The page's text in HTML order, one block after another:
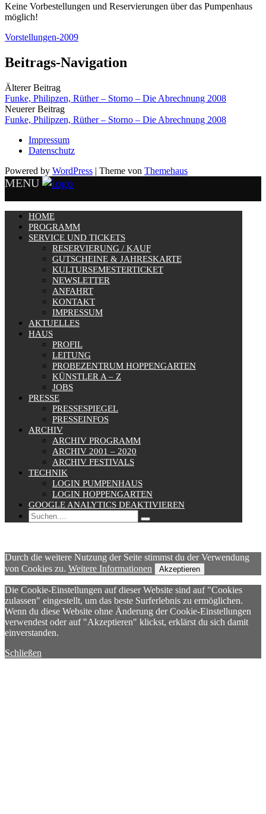
Keine Vorbestellungen und Reservierungen über das Pumpenhaus
möglich!
Vorstellungen-2009
Beitrags-Navigation
Älterer Beitrag
Funke, Philipzen, Rüther – Storno – Die Abrechnung 2008
Neuerer Beitrag
Funke, Philipzen, Rüther – Storno – Die Abrechnung 2008
Impressum
Datenschutz
Powered by WordPress | Theme von Themehaus
MENU
HOME
PROGRAMM
SERVICE UND TICKETS
RESERVIERUNG / KAUF
GUTSCHEINE & JAHRESKARTE
KULTURSEMESTERTICKET
NEWSLETTER
ANFAHRT
KONTAKT
IMPRESSUM
AKTUELLES
HAUS
PROFIL
LEITUNG
PROBEZENTRUM HOPPENGARTEN
KÜNSTLER A – Z
JOBS
PRESSE
PRESSESPIEGEL
PRESSEINFOS
ARCHIV
ARCHIV PROGRAMM
ARCHIV 2001 – 2020
ARCHIV FESTIVALS
TECHNIK
LOGIN PUMPENHAUS
LOGIN HOPPENGARTEN
GOOGLE ANALYTICS DEAKTIVIEREN
Durch die weitere Nutzung der Seite stimmst du der Verwendung
von Cookies zu. Weitere Informationen Akzeptieren
Die Cookie-Einstellungen auf dieser Website sind auf "Cookies
zulassen" eingestellt, um das beste Surferlebnis zu ermöglichen.
Wenn du diese Website ohne Änderung der Cookie-Einstellungen
verwendest oder auf "Akzeptieren" klickst, erklärst du sich damit
einverstanden.
Schließen